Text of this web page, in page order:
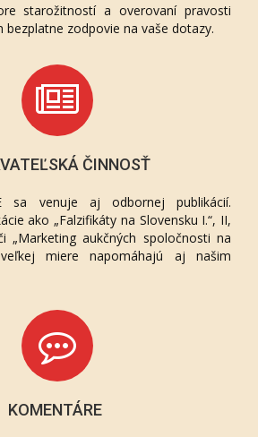
starožitností a overovaní pravosti
bezplatne zodpovie na vaše dotazy.
ČINNOSŤ
sa venuje aj odbornej publikácií.
ako „Falzifikáty na Slovensku I.“, II,
„Marketing aukčných spoločnosti na
miere napomáhajú aj našim
KOMENTÁRE